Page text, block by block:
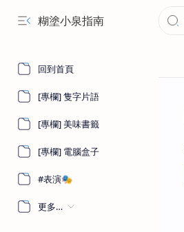
糊塗小泉指南
回到首頁
[專欄] 隻字片語
[專欄] 美味書籤
[專欄] 電腦盒子
#表演🎭
更多…